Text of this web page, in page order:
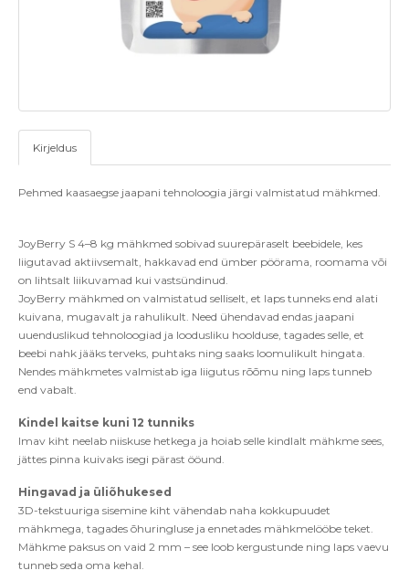
Kirjeldus
Pehmed kaasaegse jaapani tehnoloogia järgi valmistatud mähkmed.
JoyBerry S 4–8 kg mähkmed sobivad suurepäraselt beebidele, kes
liigutavad aktiivsemalt, hakkavad end ümber pöörama, roomama või
on lihtsalt liikuvamad kui vastsündinud.
JoyBerry mähkmed on valmistatud selliselt, et laps tunneks end alati
kuivana, mugavalt ja rahulikult. Need ühendavad endas jaapani
uuenduslikud tehnoloogiad ja loodusliku hoolduse, tagades selle, et
beebi nahk jääks terveks, puhtaks ning saaks loomulikult hingata.
Nendes mähkmetes valmistab iga liigutus rõõmu ning laps tunneb
end vabalt.
Kindel kaitse kuni 12 tunniks
Imav kiht neelab niiskuse hetkega ja hoiab selle kindlalt mähkme sees,
jättes pinna kuivaks isegi pärast ööund.
Hingavad ja üliõ hukesed
3D-tekstuuriga sisemine kiht vähendab naha kokkupuudet
mähkmega, tagades õhuringluse ja ennetades mähkmelööbe teket.
Mähkme paksus on vaid 2 mm – see loob kergustunde ning laps vaevu
tunneb seda oma kehal.